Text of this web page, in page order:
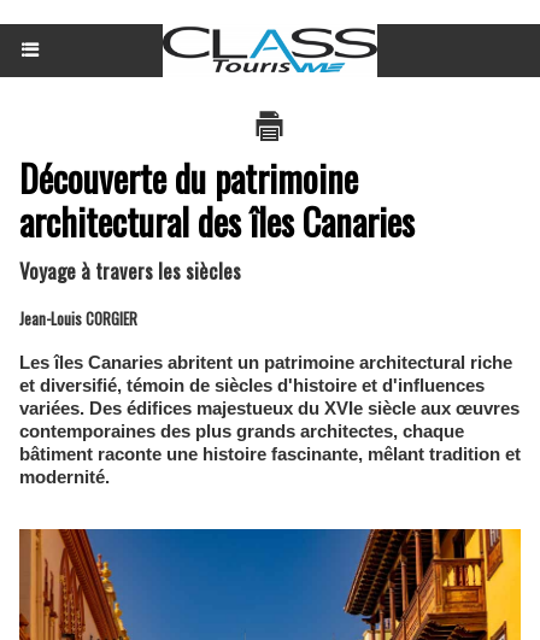
Découverte du patrimoine
architectural des îles Canaries
Voyage à travers les siècles
Jean-Louis CORGIER
Les îles Canaries abritent un patrimoine architectural riche
et diversifié, témoin de siècles d'histoire et d'influences
variées. Des édifices majestueux du XVIe siècle aux œuvres
contemporaines des plus grands architectes, chaque
bâtiment raconte une histoire fascinante, mêlant tradition et
modernité.